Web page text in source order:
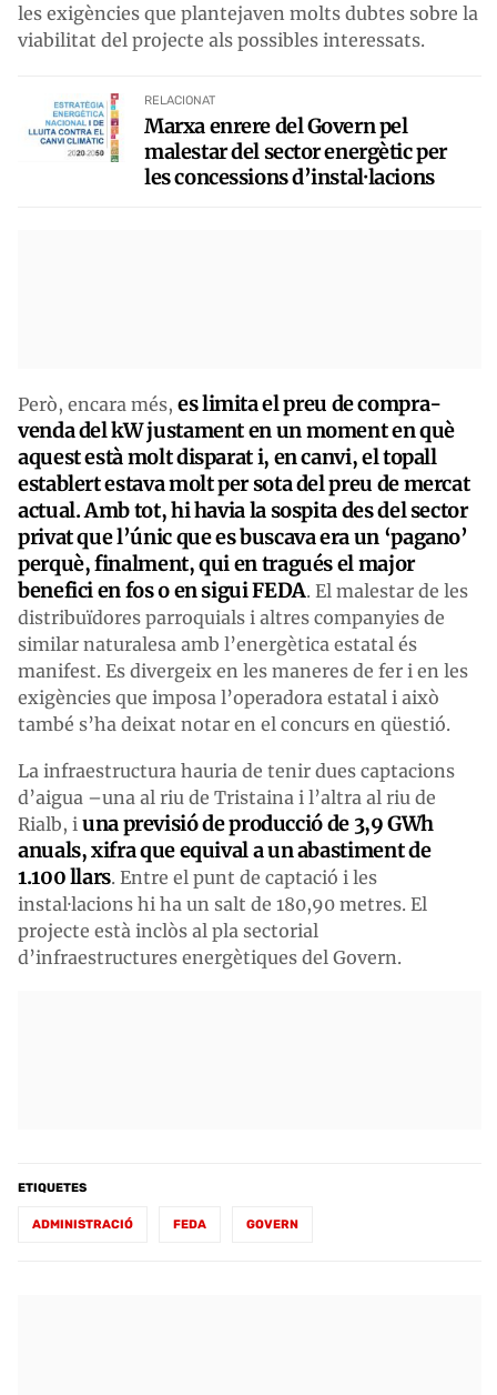
les exigències que plantejaven molts dubtes sobre la
viabilitat del projecte als possibles interessats.
RELACIONAT
Marxa enrere del Govern pel
malestar del sector energètic per
les concessions d’instal·lacions
Però, encara més, es limita el preu de compra-
venda del kW justament en un moment en què
aquest està molt disparat i, en canvi, el topall
establert estava molt per sota del preu de mercat
actual. Amb tot, hi havia la sospita des del sector
privat que l’únic que es buscava era un ‘pagano’
perquè, finalment, qui en tragués el major
benefici en fos o en sigui FEDA. El malestar de les
distribuïdores parroquials i altres companyies de
similar naturalesa amb l’energètica estatal és
manifest. Es divergeix en les maneres de fer i en les
exigències que imposa l’operadora estatal i això
també s’ha deixat notar en el concurs en qüestió.
La infraestructura hauria de tenir dues captacions
d’aigua –una al riu de Tristaina i l’altra al riu de
Rialb, i una previsió de producció de 3,9 GWh
anuals, xifra que equival a un abastiment de
1.100 llars. Entre el punt de captació i les
instal·lacions hi ha un salt de 180,90 metres. El
projecte està inclòs al pla sectorial
d’infraestructures energètiques del Govern.
ETIQUETES
ADMINISTRACIÓ FEDA GOVERN